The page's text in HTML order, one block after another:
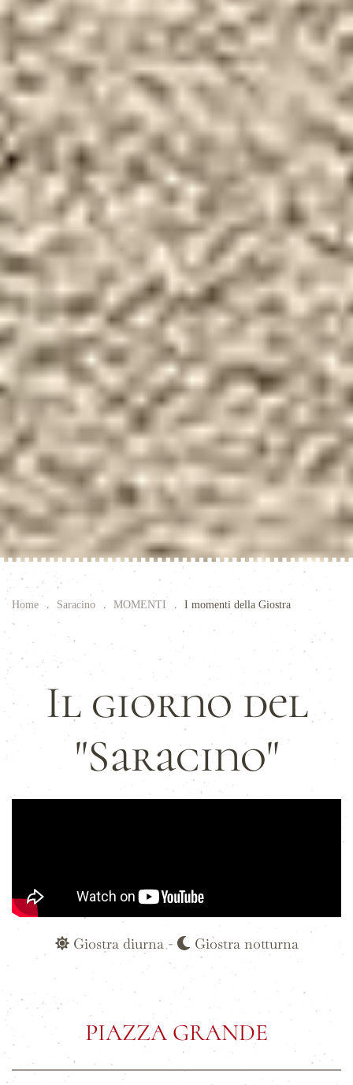
Home Saracino MOMENTI I momenti della Giostra
Il giorno del
"Saracino"
Giostra diurna - Giostra notturna
PIAZZA GRANDE